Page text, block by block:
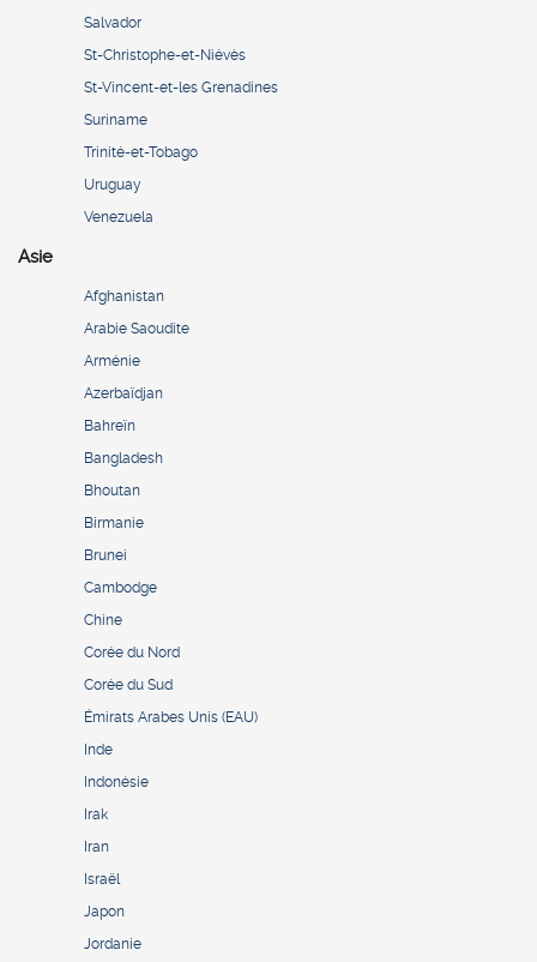
Salvador
St-Christophe-et-Niévès
St-Vincent-et-les Grenadines
Suriname
Trinité-et-Tobago
Uruguay
Venezuela
Asie
Afghanistan
Arabie Saoudite
Arménie
Azerbaïdjan
Bahreïn
Bangladesh
Bhoutan
Birmanie
Brunei
Cambodge
Chine
Corée du Nord
Corée du Sud
Émirats Arabes Unis (EAU)
Inde
Indonésie
Irak
Iran
Israël
Japon
Jordanie